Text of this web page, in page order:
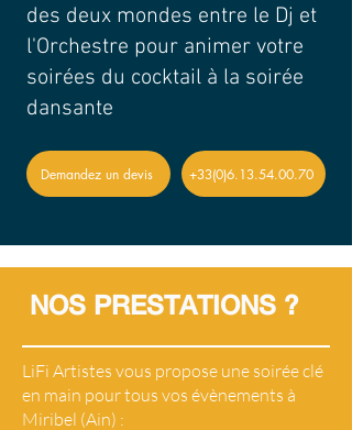
des deux mondes entre le Dj et
l'Orchestre pour animer votre
soirées du cocktail à la soirée
dansante
Demandez un devis +33(0)6.13.54.00.70
NOS PRESTATIONS ?
LiFi Artistes vous propose une soirée clé
en main pour tous vos évènements à
Miribel (Ain) :